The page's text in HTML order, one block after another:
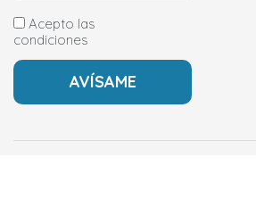
Acepto las
condiciones